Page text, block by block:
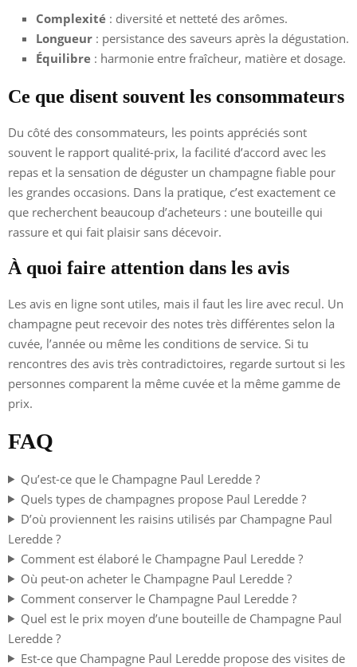
Complexité : diversité et netteté des arômes.
Longueur : persistance des saveurs après la dégustation.
Équilibre : harmonie entre fraîcheur, matière et dosage.
Ce que disent souvent les consommateurs
Du côté des consommateurs, les points appréciés sont
souvent le rapport qualité-prix, la facilité d’accord avec les
repas et la sensation de déguster un champagne fiable pour
les grandes occasions. Dans la pratique, c’est exactement ce
que recherchent beaucoup d’acheteurs : une bouteille qui
rassure et qui fait plaisir sans décevoir.
À quoi faire attention dans les avis
Les avis en ligne sont utiles, mais il faut les lire avec recul. Un
champagne peut recevoir des notes très différentes selon la
cuvée, l’année ou même les conditions de service. Si tu
rencontres des avis très contradictoires, regarde surtout si les
personnes comparent la même cuvée et la même gamme de
prix.
FAQ
Qu’est-ce que le Champagne Paul Leredde ?
Quels types de champagnes propose Paul Leredde ?
D’où proviennent les raisins utilisés par Champagne Paul
Leredde ?
Comment est élaboré le Champagne Paul Leredde ?
Où peut-on acheter le Champagne Paul Leredde ?
Comment conserver le Champagne Paul Leredde ?
Quel est le prix moyen d’une bouteille de Champagne Paul
Leredde ?
Est-ce que Champagne Paul Leredde propose des visites de